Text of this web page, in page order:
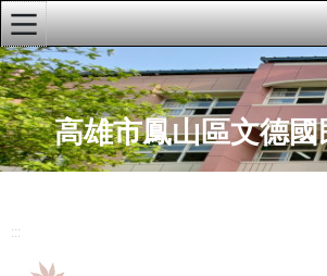
高雄市鳳山區文德國
:::
首頁
文德粉絲專頁
文德youTube頻道
:::